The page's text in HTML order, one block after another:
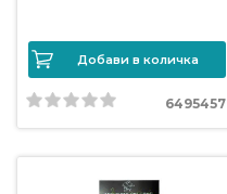
Добави в количка
6495457